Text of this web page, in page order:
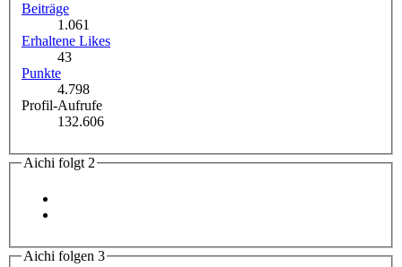
Beiträge
1.061
Erhaltene Likes
43
Punkte
4.798
Profil-Aufrufe
132.606
Aichi folgt 2
Aichi folgen 3